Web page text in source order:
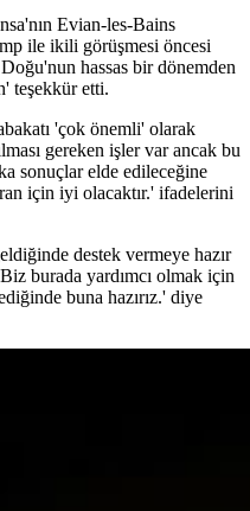
Evian-les-Bains
ile ikili görüşmesi öncesi
hassas bir dönemden
teşekkür etti.
'çok önemli' olarak
gereken işler var ancak bu
sonuçlar elde edileceğine
için iyi olacaktır.' ifadelerini
destek vermeye hazır
burada yardımcı olmak için
buna hazırız.' diye